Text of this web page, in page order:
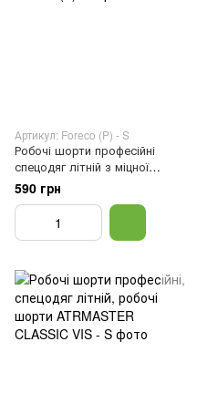
Артикул: Foreco (P) - S
Робочі шорти професійні
спецодяг літній з міцної
тканини, робочі шорти, S
590 грн